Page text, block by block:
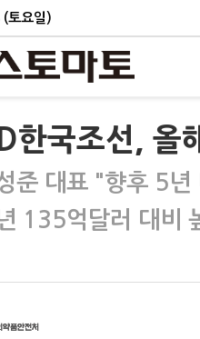
토요일)
한국조선, 올
준 대표 "향후 5년
135억달러 대비